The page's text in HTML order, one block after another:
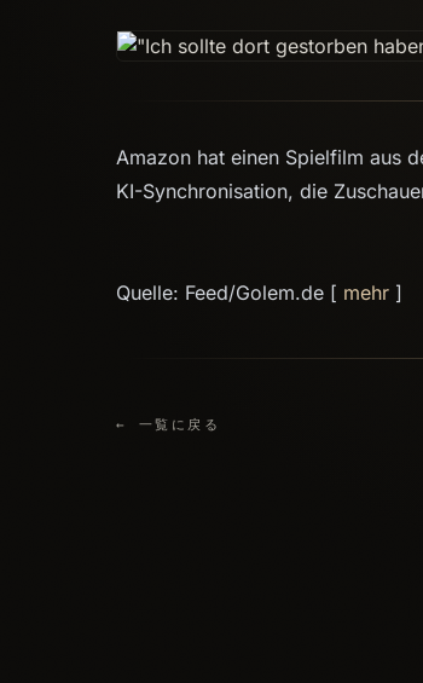
Amazon hat einen Spielfilm aus
KI-Synchronisation, die
Quelle: Feed/Golem.de [ mehr ]
← 一覧に戻る